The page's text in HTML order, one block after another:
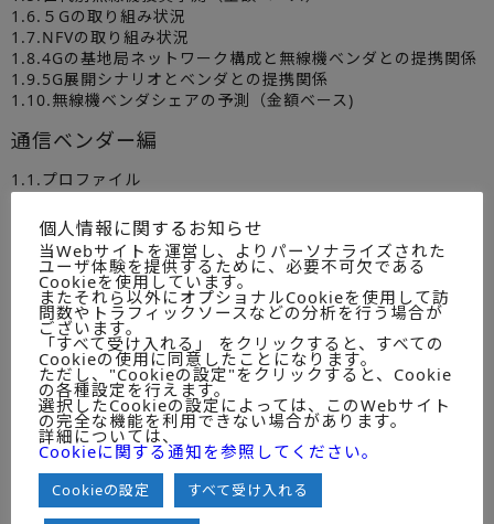
1.6.５Gの取り組み状況
1.7.NFVの取り組み状況
1.8.4Gの基地局ネットワーク構成と無線機ベンダとの提携関係
1.9.5G展開シナリオとベンダとの提携関係
1.10.無線機ベンダシェアの予測（金額ベース)
通信ベンダー編
1.1.プロファイル
1.3.キャリア別・世代別無線機の販売金額予測
1.4.５G・NFVの取り組み状況、開発状況
1.5.5G展開シナリオとキャリアとの提携関係
● 分析内容見本
分析編
個人情報に関するお知らせ
当Webサイトを運営し、よりパーソナライズされた
ユーザ体験を提供するために、必要不可欠である
Cookieを使用しています。
またそれら以外にオプショナルCookieを使用して訪
問数やトラフィックソースなどの分析を行う場合が
ございます。
「すべて受け入れる」 をクリックすると、すべての
Cookieの使用に同意したことになります。
ただし、"Cookieの設定"をクリックすると、Cookie
の各種設定を行えます。
選択したCookieの設定によっては、このWebサイト
の完全な機能を利用できない場合があります。
詳細については、
Cookieに関する通知を参照してください。
Cookieの設定 すべて受け入れる